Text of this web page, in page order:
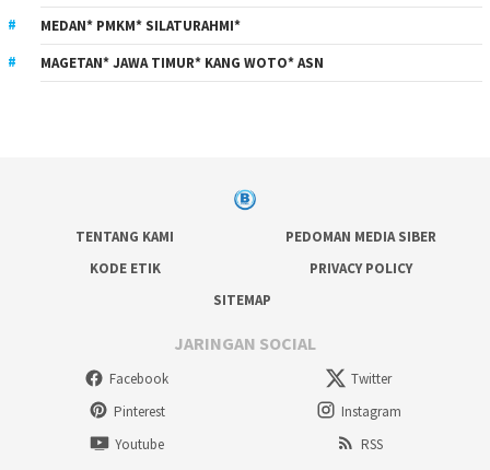
MEDAN* PMKM* SILATURAHMI*
MAGETAN* JAWA TIMUR* KANG WOTO* ASN
TENTANG KAMI
PEDOMAN MEDIA SIBER
KODE ETIK
PRIVACY POLICY
SITEMAP
JARINGAN SOCIAL
Facebook
Twitter
Pinterest
Instagram
Youtube
RSS